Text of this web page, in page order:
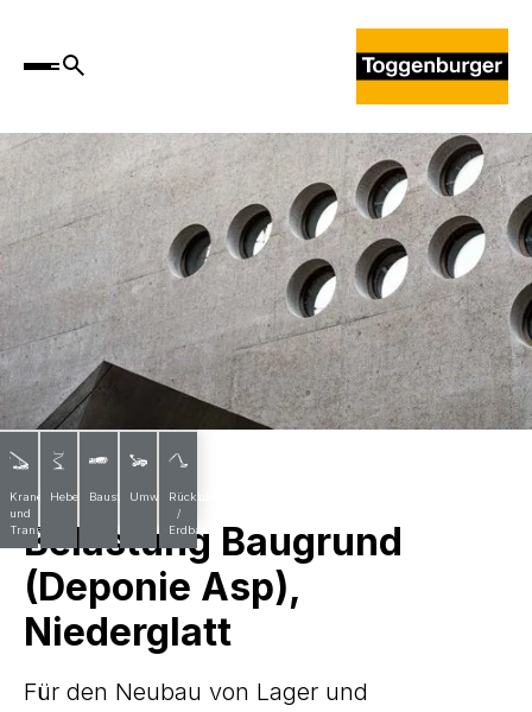
Krane
und
Transporte
Hebebühnen
BaustoffeUmwelttechnik
Rückbau
/
Erdbau
Belastung Baugrund
(Deponie Asp),
Niederglatt
Für den Neubau von Lager und